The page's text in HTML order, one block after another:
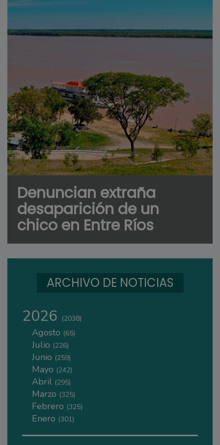
Denuncian extraña
desaparición de un
chico en Entre Ríos
ARCHIVO DE NOTICIAS
2026 (2038)
Agosto (65)
Julio (226)
Junio (259)
Mayo (242)
Abril (295)
Marzo (325)
Febrero (325)
Enero (301)